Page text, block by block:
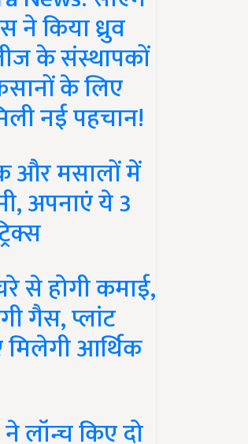
ने किया ध्रुव
के संस्थापकों
के लिए
नई पहचान!
और मसालों में
अपनाएं ये 3
से होगी कमाई,
गैस, प्लांट
आर्थिक
लॉन्च किए दो